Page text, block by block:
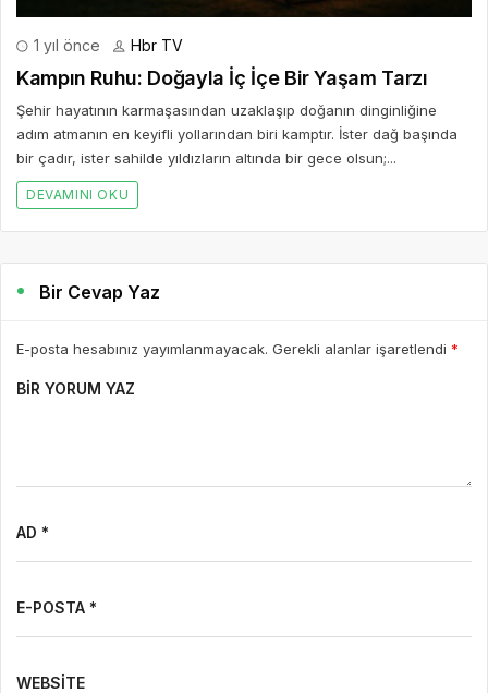
1 yıl önce Hbr TV
Kampın Ruhu: Doğayla İç İçe Bir Yaşam Tarzı
Şehir hayatının karmaşasından uzaklaşıp doğanın dinginliğine
adım atmanın en keyifli yollarından biri kamptır. İster dağ başında
bir çadır, ister sahilde yıldızların altında bir gece olsun;...
DEVAMINI OKU
Bir Cevap Yaz
E-posta hesabınız yayımlanmayacak. Gerekli alanlar işaretlendi *
BIR YORUM YAZ
AD *
E-POSTA *
WEBSITE